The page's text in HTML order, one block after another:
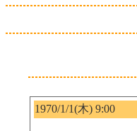
1970/1/1(木) 9:00